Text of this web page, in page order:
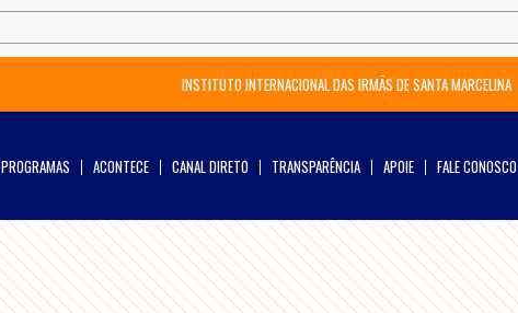
INSTITUTO INTERNACIONAL DAS IRMÃS DE SANTA MARCELINA
PROGRAMAS ACONTECE CANAL DIRETO TRANSPARÊNCIA APOIE FALE CONOSCO